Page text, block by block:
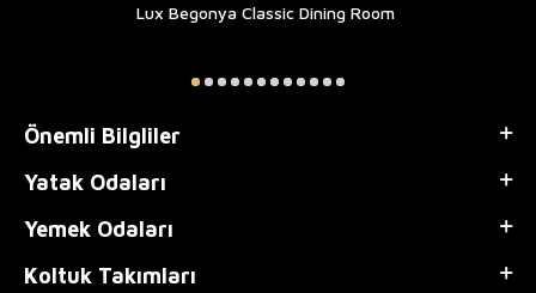
Lux Begonya Classic Dining Room
Önemli Bilgliler
Yatak Odaları
Yemek Odaları
Koltuk Takımları